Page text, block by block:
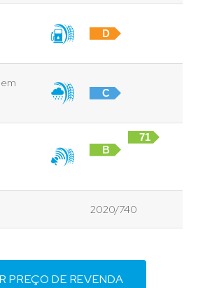
D
C
B
71
2020/740
PREÇO DE REVENDA